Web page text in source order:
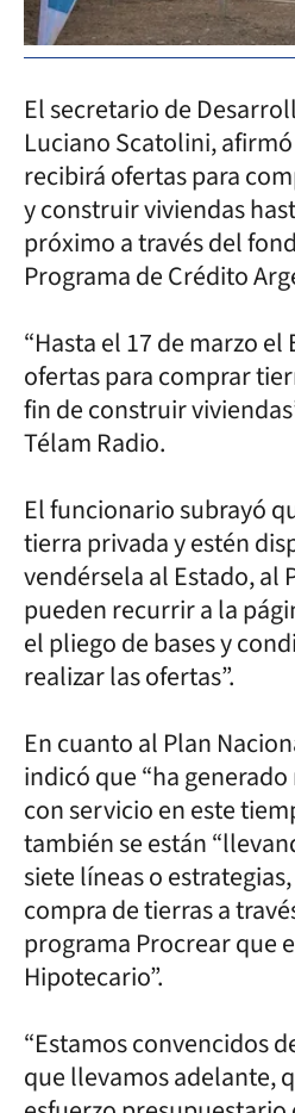
El secretario de
Luciano Scatolini,
recibirá ofertas para
y construir viviendas
próximo a través del
Programa de Crédito
“Hasta el 17 de marzo el
ofertas para comprar
fin de construir
Télam Radio.
El funcionario subrayó
tierra privada y estén
vendérsela al Estado, al
pueden recurrir a la
el pliego de bases y
realizar las ofertas”.
En cuanto al Plan
indicó que “ha
con servicio en este
también se están
siete líneas o
compra de tierras a
programa Procrear que
Hipotecario”.
“Estamos convencidos
que llevamos adelante,